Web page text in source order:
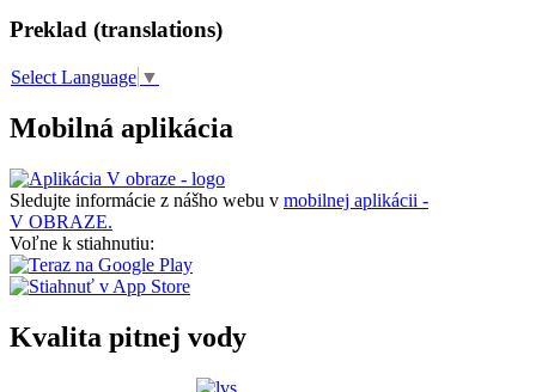
Preklad (translations)
Select Language ▼
Mobilná aplikácia
Sledujte informácie z nášho webu v mobilnej aplikácii -
V OBRAZE.
Voľne k stiahnutiu:
Kvalita pitnej vody